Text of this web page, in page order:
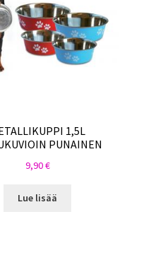
1,5L
PUNAINEN
9,90€
Lue lisää